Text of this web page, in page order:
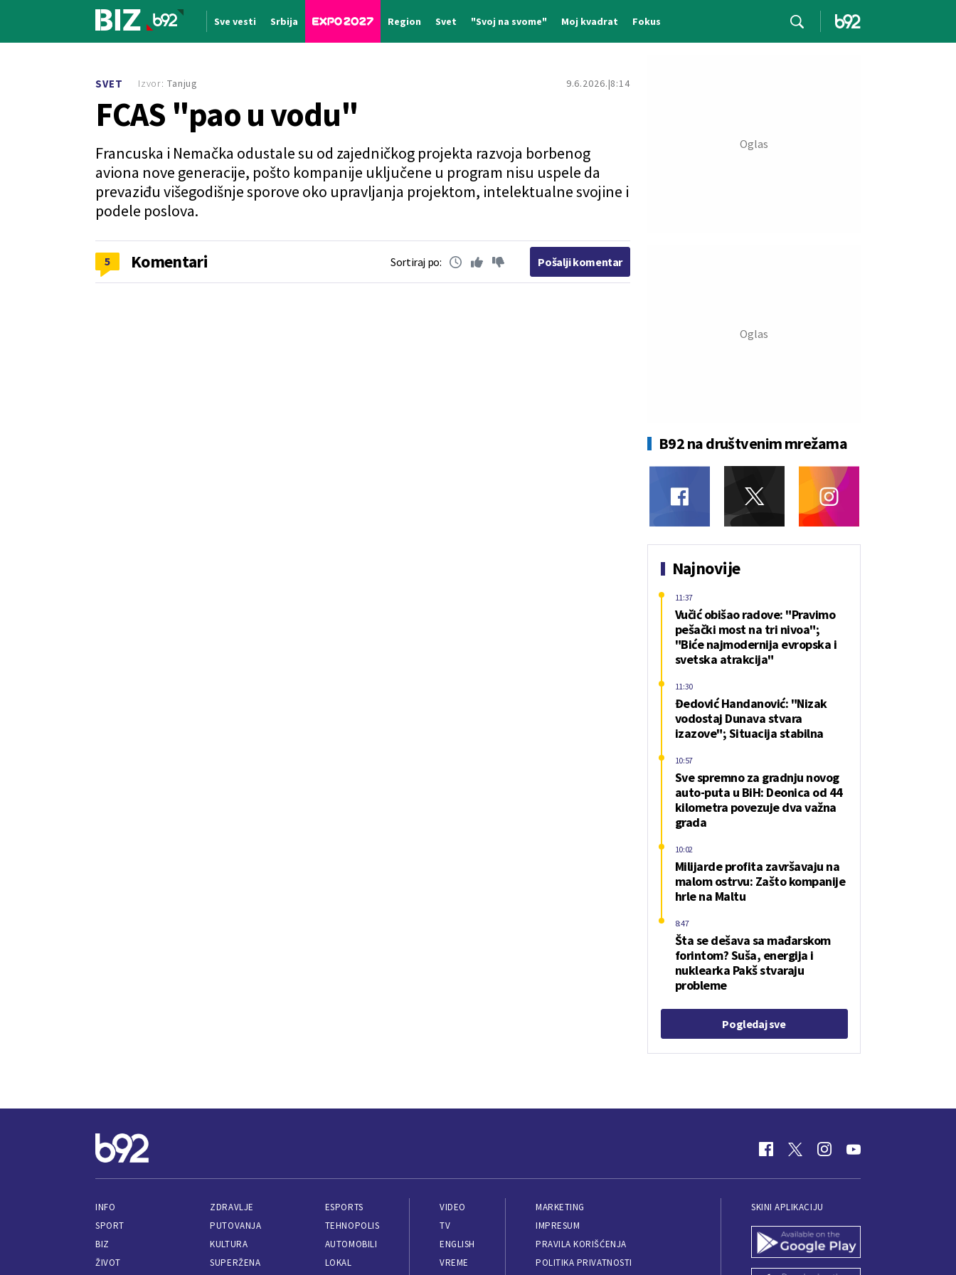
Sve vesti Srbija Region Svet "Svoj na svome" Moj kvadrat Fokus
SVET 9.6.2026. 8:14
FCAS "pao u vodu"
Francuska i Nemačka odustale su od zajedničkog projekta razvoja borbenog
aviona nove generacije, pošto kompanije uključene u program nisu uspele da
prevaziđu višegodišnje sporove oko upravljanja projektom, intelektualne svojine i
podele poslova.
Izvor: Tanjug
5 Komentari Sortiraj po: Pošalji komentar
B92 na društvenim mrežama
Najnovije
Vučić obišao radove: "Pravimo
pešački most na tri nivoa";
"Biće najmodernija evropska i
svetska atrakcija"
11:37
Đedović Handanović: "Nizak
vodostaj Dunava stvara
izazove"; Situacija stabilna
11:30
Sve spremno za gradnju novog
auto-puta u BiH: Deonica od 44
kilometra povezuje dva važna
grada
10:57
Milijarde profita završavaju na
malom ostrvu: Zašto kompanije
hrle na Maltu
10:02
Šta se dešava sa mađarskom
forintom? Suša, energija i
nuklearka Pakš stvaraju
probleme
8:47
Pogledaj sve
INFO
SPORT
BIZ
ŽIVOT
ZDRAVLJE
PUTOVANJA
KULTURA
SUPERŽENA
ESPORTS
TEHNOPOLIS
AUTOMOBILI
LOKAL
VIDEO
TV
ENGLISH
VREME
MARKETING
IMPRESUM
PRAVILA KORIŠĆENJA
POLITIKA PRIVATNOSTI
SKINI APLIKACIJU